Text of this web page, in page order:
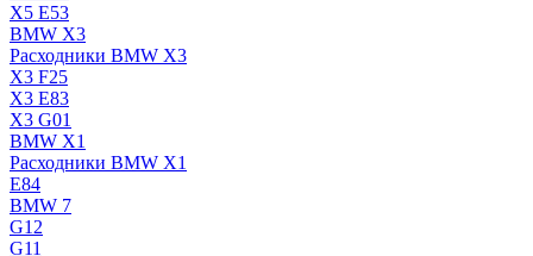
X5 E53
BMW X3
Расходники BMW X3
X3 F25
X3 E83
X3 G01
BMW X1
Расходники BMW X1
E84
BMW 7
G12
G11